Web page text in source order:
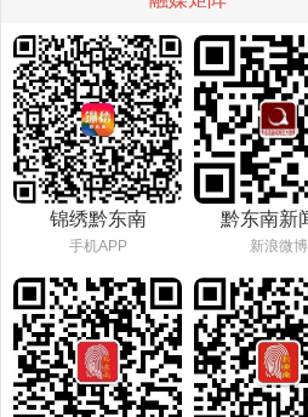
锦绣黔东南
手机APP
黔东南新
新浪微博